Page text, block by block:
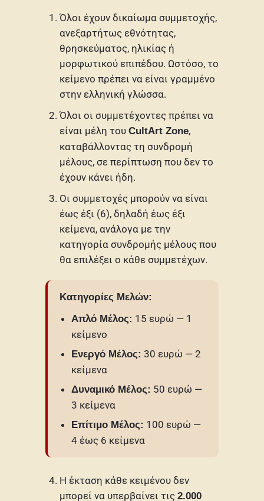
Όλοι έχουν δικαίωμα συμμετοχής,
ανεξαρτήτως εθνότητας,
θρησκεύματος, ηλικίας ή
μορφωτικού επιπέδου. Ωστόσο, το
κείμενο πρέπει να είναι γραμμένο
στην ελληνική γλώσσα.
Όλοι οι συμμετέχοντες πρέπει να
είναι μέλη του CultArt Zone,
καταβάλλοντας τη συνδρομή
μέλους, σε περίπτωση που δεν το
έχουν κάνει ήδη.
Οι συμμετοχές μπορούν να είναι
έως έξι (6), δηλαδή έως έξι
κείμενα, ανάλογα με την
κατηγορία συνδρομής μέλους που
θα επιλέξει ο κάθε συμμετέχων.
Κατηγορίες Μελών:
Απλό Μέλος: 15 ευρώ — 1
κείμενο
Ενεργό Μέλος: 30 ευρώ — 2
κείμενα
Δυναμικό Μέλος: 50 ευρώ —
3 κείμενα
Επίτιμο Μέλος: 100 ευρώ —
4 έως 6 κείμενα
Η έκταση κάθε κειμένου δεν
μπορεί να υπερβαίνει τις 2.000